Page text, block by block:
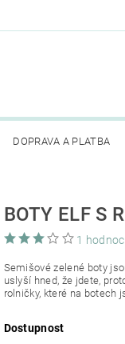
DOPRAVA A PLATBA
BOTY ELF S
1
Semišové zelené boty
uslyší hned, že jdete,
rolničky, které na botech
Dostupnost